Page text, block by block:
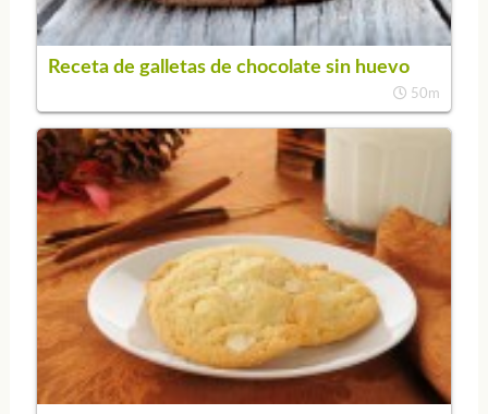
Receta de galletas de chocolate sin huevo
50m